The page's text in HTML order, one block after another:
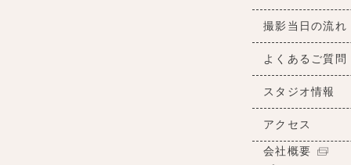
撮影当日の流れ
よくあるご質問
スタジオ情報
アクセス
会社概要